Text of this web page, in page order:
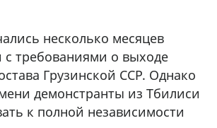
несколько месяцев
с требованиями о выходе
Грузинской ССР. Однако
демонстранты из Тбилиси
к полной независимости